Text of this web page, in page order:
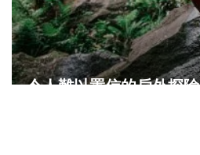
令人難以置信的戶外探險